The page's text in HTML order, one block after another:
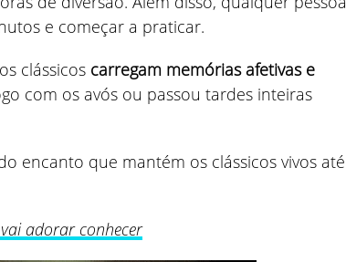
e começar a praticar.
clássicos carregam memórias afetivas e
com os avós ou passou tardes inteiras
encanto que mantém os clássicos vivos até
adorar conhecer